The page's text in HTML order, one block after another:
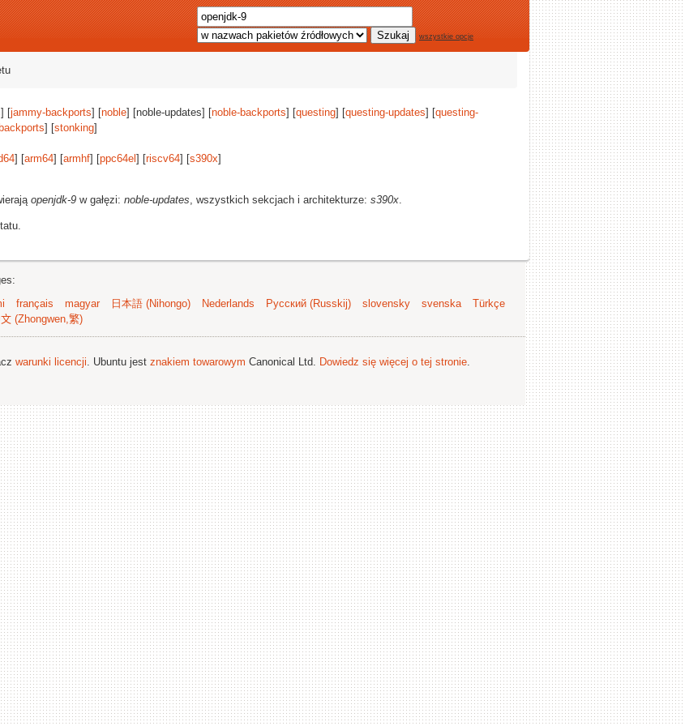
wszystkie opcje
] [jammy-backports] [noble] [noble-updates] [noble-backports] [questing] [questing-updates] [questing-
] [stonking]
] [arm64] [armhf] [ppc64el ] [riscv64] [s390x]
openjdk-9 w gałęzi: noble-updates, wszystkich sekcjach i architekturze: s390x.
français magyar 日本語 (Nihongo) Nederlands Русский (Russkij) slovensky svenska
Türkçe
(Zhongwen,繁)
warunki licencji. Ubuntu jest znakiem towarowym Canonical Ltd. Dowiedz się więcej o tej stronie.